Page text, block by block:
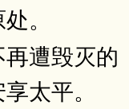
。
遭毁灭的
太平。